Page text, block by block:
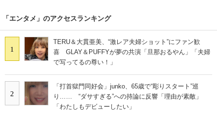
「エンタメ」のアクセスランキング
1
TERU＆大貫亜美、“激レア夫婦ショット”にファン歓
喜 GLAY＆PUFFYが夢の共演「旦那おるやん」「夫婦
で写ってるの尊い！」
2
「打首獄門同好会」junko、65歳で“彫りスタート”巡
り…… “ダサすぎる”への持論に反響「理由が素敵」
「わたしもデビューしたい」